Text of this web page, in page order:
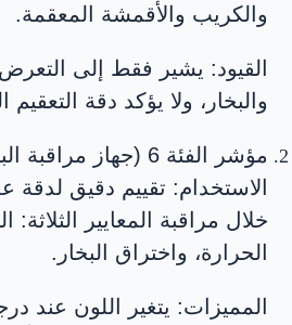
والكريب والأقمشة المعقمة.
القيود: يشير فقط إلى
والبخار، ولا يؤكد دقة التعقيم
مؤشر الفئة 6 (جهاز مراقبة البخار TPS)
الاستخدام: تقييم دقيق لدقة
خلال مراقبة المعايير
الحرارة، واختراق البخار.